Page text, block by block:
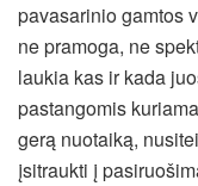
pavasarinio gamtos
ne pramoga, ne
laukia kas ir kada
pastangomis
gerą nuotaiką,
įsitraukti į